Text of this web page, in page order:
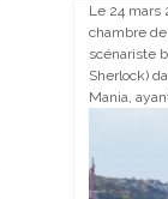
Le 24 mars
chambre
scénariste
Sherlock)
Mania,